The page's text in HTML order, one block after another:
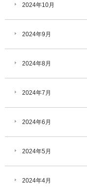
2024年10月
2024年9月
2024年8月
2024年7月
2024年6月
2024年5月
2024年4月